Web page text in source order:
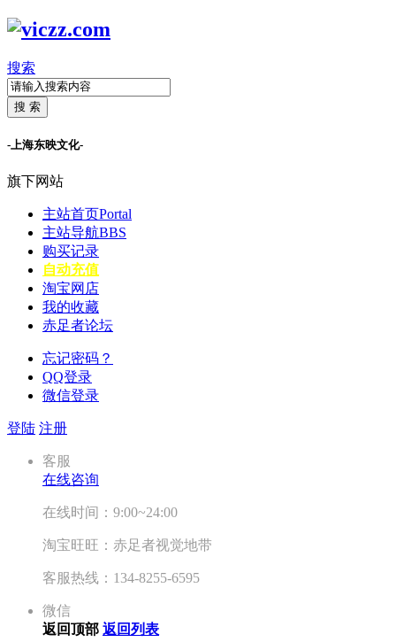
搜索
搜 索
-上海东映文化-
旗下网站
主站首页Portal
主站导航BBS
购买记录
自动充值
淘宝网店
我的收藏
赤足者论坛
忘记密码？
QQ登录
微信登录
登陆 注册
客服
在线咨询
在线时间：9:00~24:00
淘宝旺旺：赤足者视觉地带
客服热线：134-8255-6595
微信
返回顶部 返回列表